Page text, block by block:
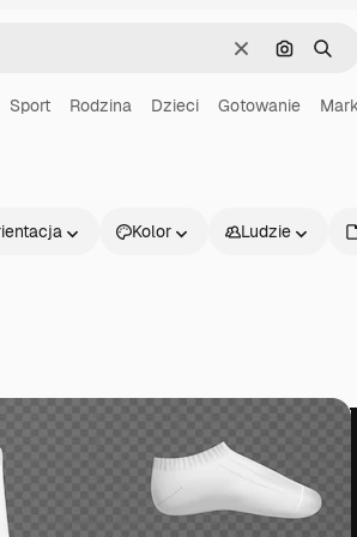
WyczyśćSzukaj
Sport Rodzina Dzieci Gotowanie
Kolor Ludzie
Firma